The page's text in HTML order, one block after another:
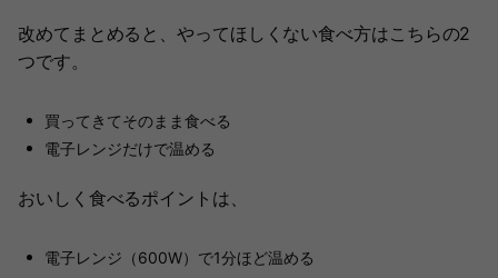
改めてまとめると、やってほしくない食べ方はこちらの2
つです。
買ってきてそのまま食べる
電子レンジだけで温める
おいしく食べるポイントは、
電子レンジ（600W）で1分ほど温める